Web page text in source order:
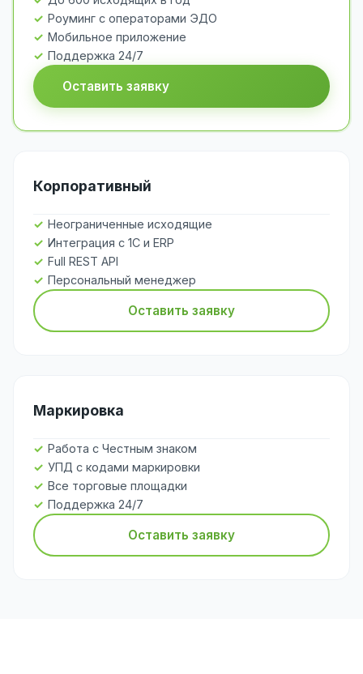
Роуминг с операторами ЭДО
Мобильное приложение
Поддержка 24/7
Оставить заявку
Корпоративный
Неограниченные исходящие
Интеграция с 1С и ERP
Full REST API
Персональный менеджер
Оставить заявку
Маркировка
Работа с Честным знаком
УПД с кодами маркировки
Все торговые площадки
Поддержка 24/7
Оставить заявку